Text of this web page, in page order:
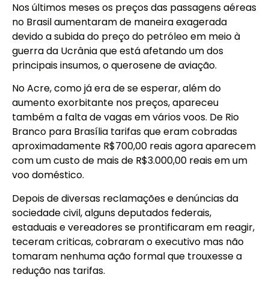
Nos últimos meses os preços das passagens aéreas
no Brasil aumentaram de maneira exagerada
devido a subida do preço do petróleo em meio à
guerra da Ucrânia que está afetando um dos
principais insumos, o querosene de aviação.
No Acre, como já era de se esperar, além do
aumento exorbitante nos preços, apareceu
também a falta de vagas em vários voos. De Rio
Branco para Brasília tarifas que eram cobradas
aproximadamente R$700,00 reais agora aparecem
com um custo de mais de R$3.000,00 reais em um
voo doméstico.
Depois de diversas reclamações e denúncias da
sociedade civil, alguns deputados federais,
estaduais e vereadores se prontificaram em reagir,
teceram criticas, cobraram o executivo mas não
tomaram nenhuma ação formal que trouxesse a
redução nas tarifas.